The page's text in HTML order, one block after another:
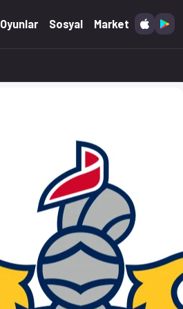
Oyunlar Sosyal Market